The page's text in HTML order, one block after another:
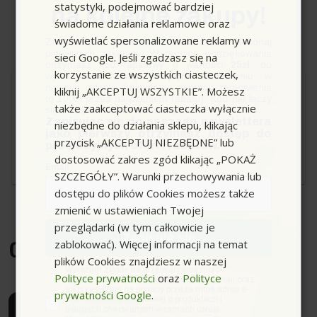
Parametry techniczne
Ciśnienie (bar)
Temperatura (°C) maks. 85
Rozmiar dyszy
Ocena produktu ★★★★★
★★★★★
opinie z serwisu
ireneusz.brzozowski*****
★★★
★★★
5 / 5
Wystawiono 6 miesięcy temu
0.0 /5
statystyki, podejmować bardziej
świadome działania reklamowe oraz
wyświetlać spersonalizowane reklamy w
sieci Google. Jeśli zgadzasz się na
korzystanie ze wszystkich ciasteczek,
kliknij „AKCEPTUJ WSZYSTKIE”. Możesz
także zaakceptować ciasteczka wyłącznie
niezbędne do działania sklepu, klikając
przycisk „AKCEPTUJ NIEZBĘDNE” lub
dostosować zakres zgód klikając „POKAŻ
SZCZEGÓŁY”. Warunki przechowywania lub
dostępu do plików Cookies możesz także
zmienić w ustawieniach Twojej
przeglądarki (w tym całkowicie je
zablokować). Więcej informacji na temat
plików Cookies znajdziesz w naszej
Polityce prywatności oraz Polityce
prywatności Google.
na kolejne zakupy!
Zapisz się do newslettera, załóż konto i dokonaj
pierwszych zakupów. W ramach podziękowania
otrzymasz kod rabatowy o wartości
wykorzystania przy kolejnym zamówieniu w
naszym sklepie (minimalna wartość zamówienia
to 100zł przed naliczeniem rabatu). Kod nie łączy
się z innymi kodami rabatowymi.
Zapisując się do naszego newslettera
jako pierwszy otrzymasz dostęp do
promocyjnych ofert i rabatów.
Email
Zapisuję się
zgodaWyrażam zgodę na przetwarzanie moich
danych osobowych w postaci adresu e-mail oraz
na przesyłanie na podany przeze mnie adres e-
mail informacji handlowej o produktach i